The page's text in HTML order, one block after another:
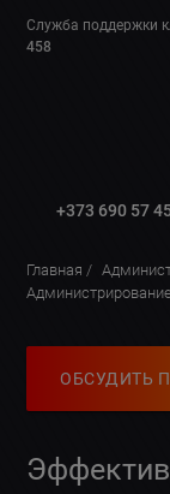
Служба поддержки
458
+373 690 57
Главная
ОБСУДИТЬ